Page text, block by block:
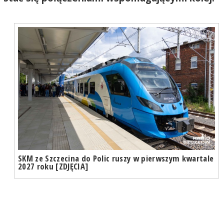
SKM ze Szczecina do Polic ruszy w pierwszym kwartale
2027 roku [ZDJĘCIA]